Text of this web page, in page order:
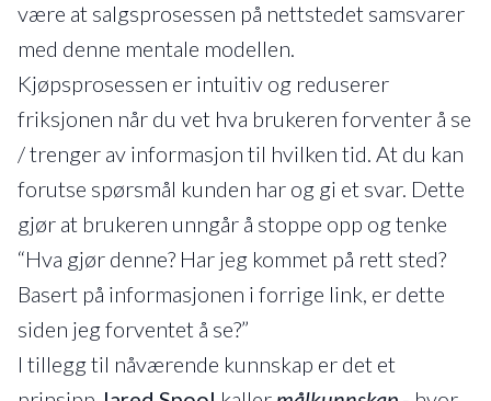
være at salgsprosessen på nettstedet samsvarer
med denne mentale modellen.
Kjøpsprosessen er intuitiv og reduserer
friksjonen når du vet hva brukeren forventer å se
/ trenger av informasjon til hvilken tid. At du kan
forutse spørsmål kunden har og gi et svar. Dette
gjør at brukeren unngår å stoppe opp og tenke
“Hva gjør denne? Har jeg kommet på rett sted?
Basert på informasjonen i forrige link, er dette
siden jeg forventet å se?”
I tillegg til nåværende kunnskap er det et